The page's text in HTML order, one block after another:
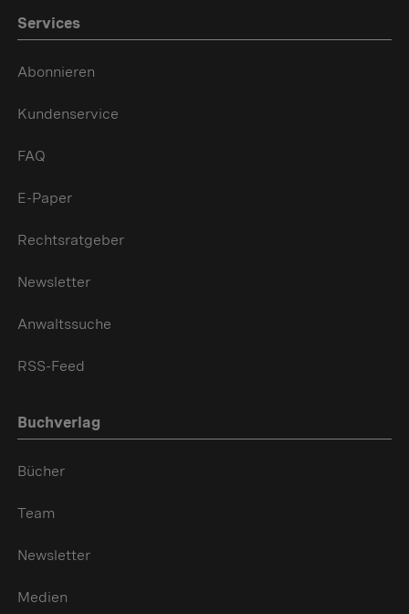
Services
Abonnieren
Kundenservice
FAQ
E-Paper
Rechtsratgeber
Newsletter
Anwaltssuche
RSS-Feed
Buchverlag
Bücher
Team
Newsletter
Medien